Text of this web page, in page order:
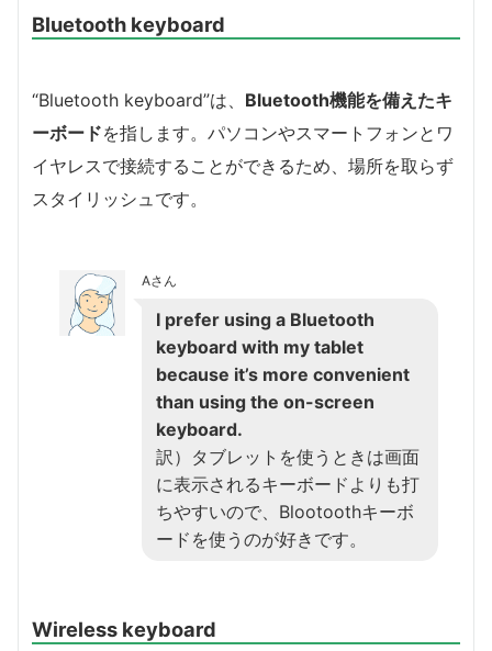
Bluetooth keyboard
“Bluetooth keyboard”は、 Bluetooth機能を備えたキ
ーボードを指します。パソコンやスマートフォンとワ
イヤレスで接続することができるため、場所を取らず
スタイリッシュです。
Aさん
I prefer using a Bluetooth
keyboard with my tablet
because it’s more convenient
than using the on-screen
keyboard.
訳）タブレットを使うときは画面
に表示されるキーボードよりも打
ちやすいので、Blootoothキーボ
ードを使うのが好きです。
Wireless keyboard